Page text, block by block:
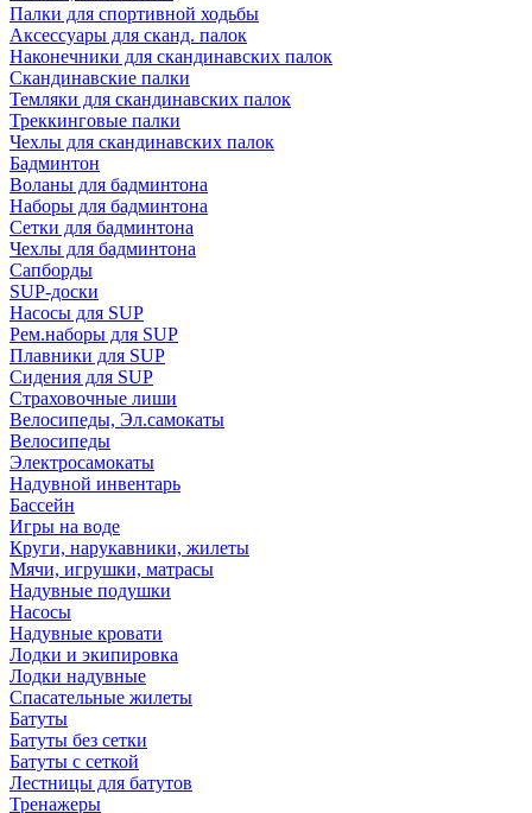
Палки для спортивной ходьбы
Аксессуары для сканд. палок
Наконечники для скандинавских палок
Скандинавские палки
Темляки для скандинавских палок
Треккинговые палки
Чехлы для скандинавских палок
Бадминтон
Воланы для бадминтона
Наборы для бадминтона
Сетки для бадминтона
Чехлы для бадминтона
Сапборды
SUP-доски
Насосы для SUP
Рем.наборы для SUP
Плавники для SUP
Сидения для SUP
Страховочные лиши
Велосипеды, Эл.самокаты
Велосипеды
Электросамокаты
Надувной инвентарь
Бассейн
Игры на воде
Круги, нарукавники, жилеты
Мячи, игрушки, матрасы
Надувные подушки
Насосы
Надувные кровати
Лодки и экипировка
Лодки надувные
Спасательные жилеты
Батуты
Батуты без сетки
Батуты с сеткой
Лестницы для батутов
Тренажеры